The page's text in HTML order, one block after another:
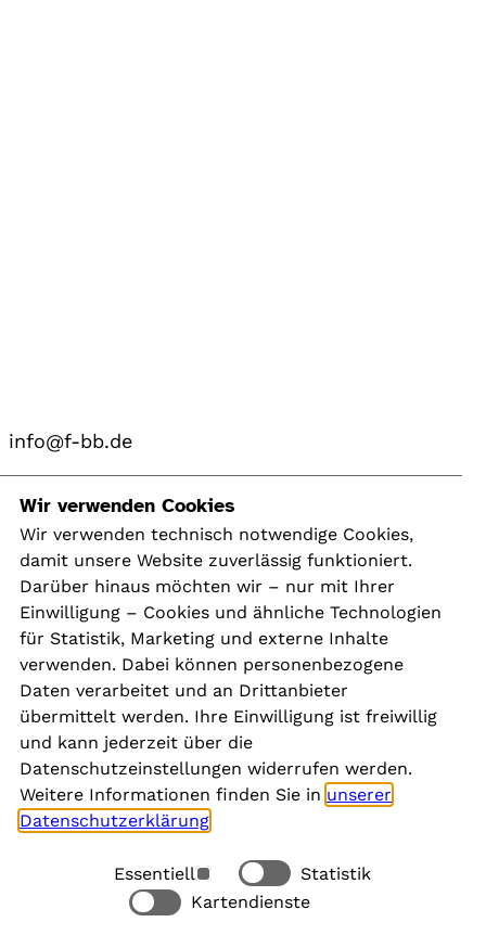
info@f-bb.de
Navigation
Kontakt
Presse
Aktuelles
Karriere
Newsletter
Social Media
Rechtliches
Wir verwenden Cookies
Wir verwenden technisch notwendige Cookies,
damit unsere Website zuverlässig funktioniert.
Darüber hinaus möchten wir – nur mit Ihrer
Einwilligung – Cookies und ähnliche Technologien
für Statistik, Marketing und externe Inhalte
verwenden. Dabei können personenbezogene
Daten verarbeitet und an Drittanbieter
übermittelt werden. Ihre Einwilligung ist freiwillig
und kann jederzeit über die
Datenschutzeinstellungen widerrufen werden.
Weitere Informationen finden Sie in unserer
Datenschutzerklärung
Essentiell
Statistik
Kartendienste